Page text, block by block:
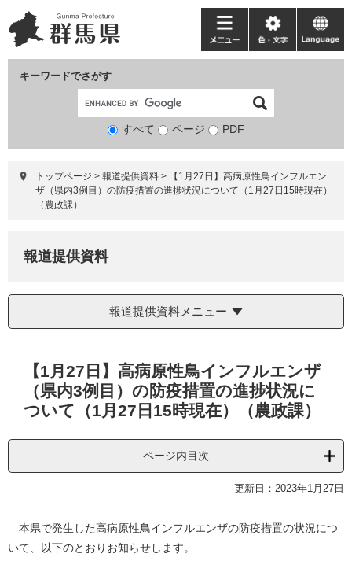
ー
ジ
ニ
ュ
て
キーワードでさがす
検
象
すべて ページ PDF
メ
ニ
ー
色・
文
language
トップページ > 報道提供資料 >
【1月27日】高病原性鳥インフルエン
ザ（県内3例目）の防疫措置の進捗状況について（1月27日15時現在）
（農政課）
報道提供資料
報道提供資料メニュー
【1月27日】高病原性鳥インフルエンザ
（県内3例目）の防疫措置の進捗状況に
ついて（1月27日15時現在）（農政課）
ページ内目次
更新日：2023年1月27日
本県で発生した高病原性鳥インフルエンザの防疫措置の状況につ
いて、以下のとおりお知らせします。